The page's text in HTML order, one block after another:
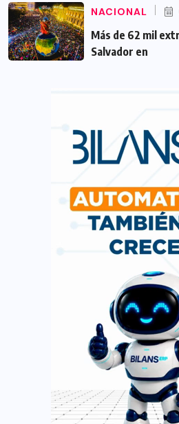
NACIONAL
Más de 62 mil
Salvador en